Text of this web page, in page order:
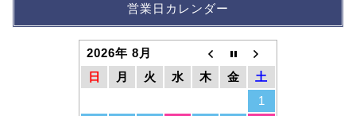
営業日カレンダー
2026年 8月
日
月 火 水 木 金
土
1